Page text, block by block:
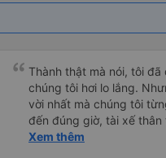
Thành thật mà nói, tôi
chúng tôi hơi lo lắng.
vời nhất mà chúng tôi
đến đúng giờ, tài xế thân
vẫn hơi xóc, nhưng đó là
Xem thêm